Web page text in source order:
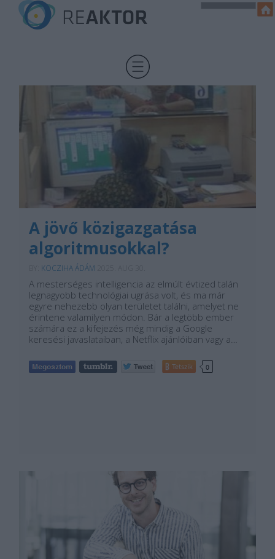
A jövő közigazgatása
algoritmusokkal?
KOCZIHA ÁDÁM
A mesterséges intelligencia az elmúlt évtized talán
legnagyobb technológiai ugrása volt, és ma már
egyre nehezebb olyan területet találni, amelyet ne
érintene valamilyen módon. Bár a legtöbb ember
számára ez a kifejezés még mindig a Google
keresési javaslataiban, a Netflix ajánlóiban vagy a…
Tetszik 0